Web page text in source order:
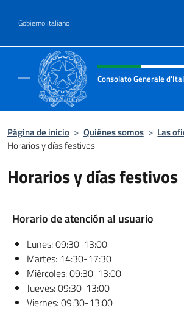
Gobierno italiano
Encabezado del sitio
Consolato Generale
Página de inicio > Quiénes somos > Las
Horarios y días festivos
Horarios y días festivos
Horario de atención al usuario
Lunes: 09:30-13:00
Martes: 14:30-17:30
Miércoles: 09:30-13:00
Jueves: 09:30-13:00
Viernes: 09:30-13:00